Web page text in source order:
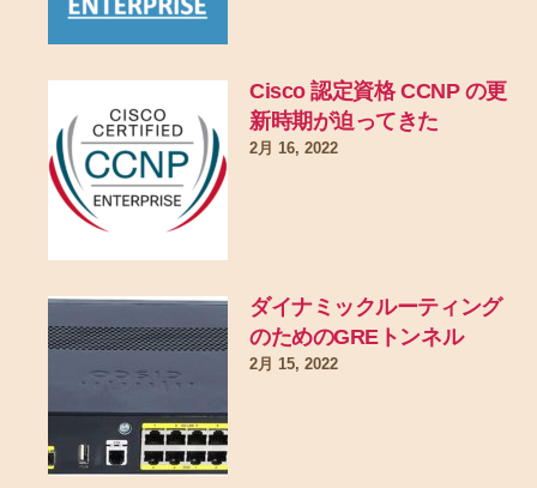
Cisco 認定資格 CCNP の更
新時期が迫ってきた
2月 16, 2022
ダイナミックルーティング
のためのGREトンネル
2月 15, 2022